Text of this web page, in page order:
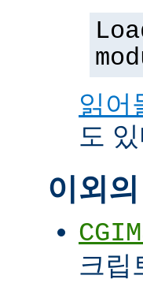
읽어
도
이외
크립